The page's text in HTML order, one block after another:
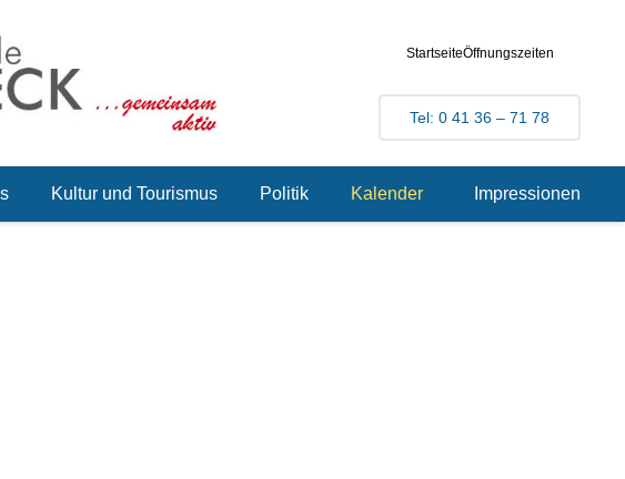
StartseiteÖffnungszeiten
Tel: 0 41 36 – 71 78
Kultur und Tourismus Politik Kalender Impressionen